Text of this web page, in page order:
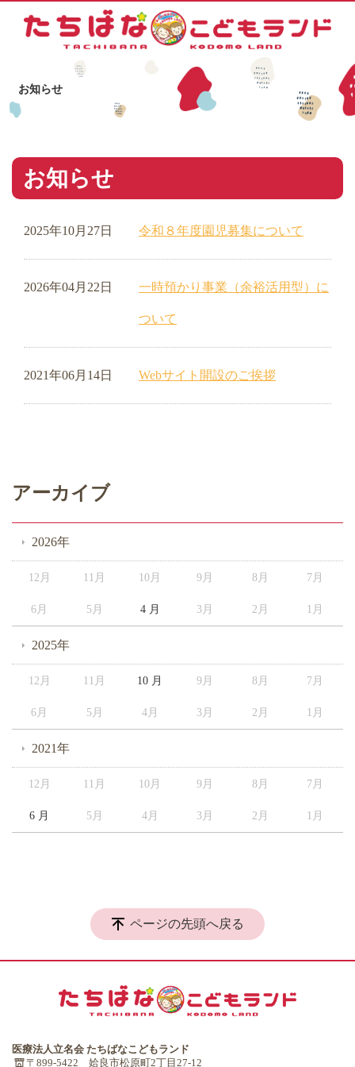
お知らせ
お知らせ
令和８年度園児募集について
2025年10月27日
一時預かり事業（余裕活用型）に
ついて
2026年04月22日
Webサイト開設のご挨拶
2021年06月14日
アーカイブ
2026年
12月 11月 10月 9月 8月 7月
6月 5月 4 月 3月 2月 1月
2025年
12月 11月 10 月 9月 8月 7月
6月 5月 4月 3月 2月 1月
2021年
12月 11月 10月 9月 8月 7月
6 月 5月 4月 3月 2月 1月
ページの先頭へ戻る
医療法人立名会 たちばなこどもランド
〒899-5422 姶良市松原町2丁目27-12